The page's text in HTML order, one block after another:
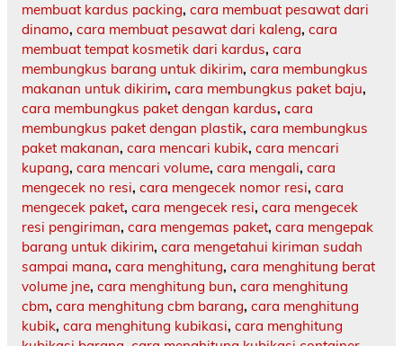
membuat kardus packing, cara membuat pesawat dari
dinamo, cara membuat pesawat dari kaleng, cara
membuat tempat kosmetik dari kardus, cara
membungkus barang untuk dikirim, cara membungkus
makanan untuk dikirim, cara membungkus paket baju,
cara membungkus paket dengan kardus, cara
membungkus paket dengan plastik, cara membungkus
paket makanan, cara mencari kubik, cara mencari
kupang, cara mencari volume, cara mengali, cara
mengecek no resi, cara mengecek nomor resi, cara
mengecek paket, cara mengecek resi, cara mengecek
resi pengiriman, cara mengemas paket, cara mengepak
barang untuk dikirim, cara mengetahui kiriman sudah
sampai mana, cara menghitung, cara menghitung berat
volume jne, cara menghitung bun, cara menghitung
cbm, cara menghitung cbm barang, cara menghitung
kubik, cara menghitung kubikasi, cara menghitung